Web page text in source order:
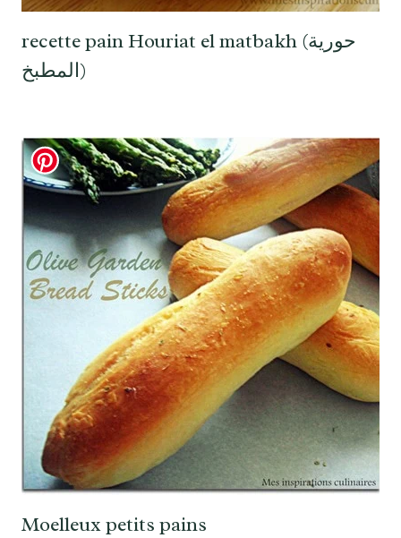
recette pain Houriat el matbakh (حورية
المطبخ)
Moelleux petits pains